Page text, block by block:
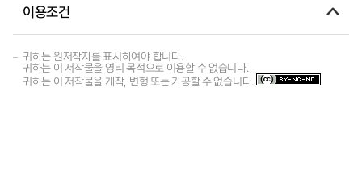
이용조건
귀하는 원저작자를 표시하여야 합니다.
귀하는 이 저작물을 영리 목적으로 이용할 수 없습니다.
귀하는 이 저작물을 개작, 변형 또는 가공할 수 없습니다.